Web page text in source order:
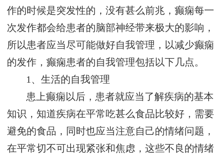
作的时候是突发性的，没有甚么前兆，癫痫每一
次发作都会给患者的脑部神经带来极大的影响，
所以患者应当尽可能做好自我管理，以减少癫痫
的发作，癫痫患者的自我管理包括以下几点。
1、生活的自我管理
患上癫痫以后，患者就应当了解疾病的基本
知识，知道疾病在平常吃甚么食品比较好，需要
避免的食品，同时也应当注意自己的情绪问题，
在平常切不可出现紧张和焦虑，这些不良的情绪